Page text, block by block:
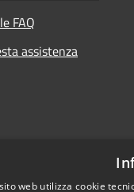
FAQ
assistenza
web utilizza cookie